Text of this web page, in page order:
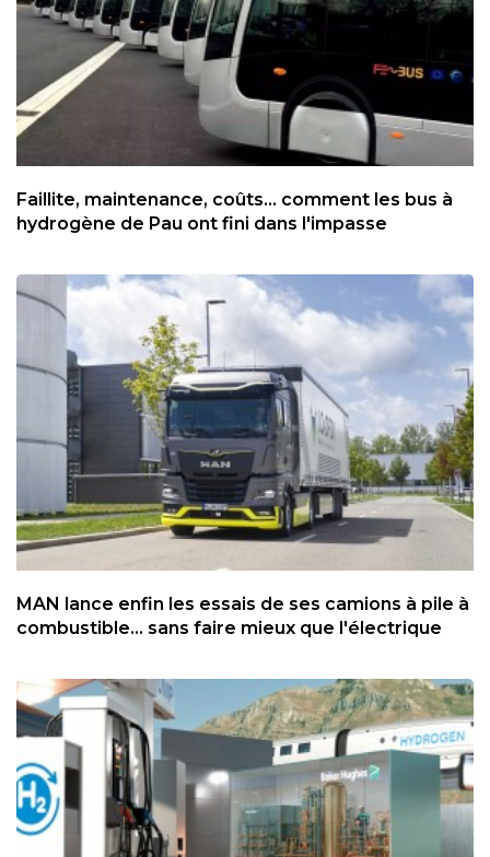
Faillite, maintenance, coûts... comment les bus à
hydrogène de Pau ont fini dans l'impasse
MAN lance enfin les essais de ses camions à pile à
combustible... sans faire mieux que l'électrique